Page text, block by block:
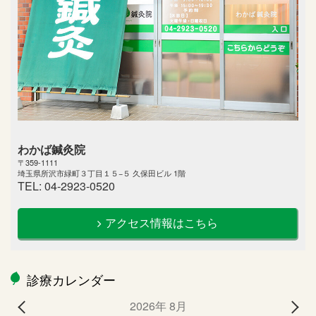
わかば鍼灸院
〒359-1111
埼玉県所沢市緑町３丁目１５−５ 久保田ビル 1階
TEL: 04-2923-0520
アクセス情報はこちら
診療カレンダー
2026年 8月